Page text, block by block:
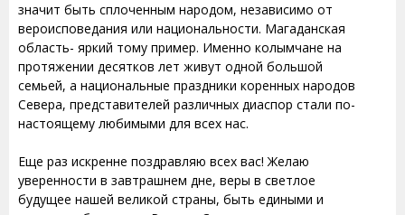
значит быть сплоченным народом, независимо от
вероисповедания или национальности. Магаданская
область- яркий тому пример. Именно колымчане на
протяжении десятков лет живут одной большой
семьей, а национальные праздники коренных народов
Севера, представителей различных диаспор стали по-
настоящему любимыми для всех нас.
Еще раз искренне поздравляю всех вас! Желаю
уверенности в завтрашнем дне, веры в светлое
будущее нашей великой страны, быть едиными и